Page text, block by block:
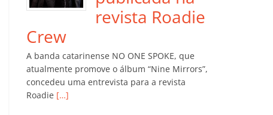
ro
m
ar
revista Roadie
Crew
A banda catarinense NO ONE SPOKE, que
atualmente promove o álbum “Nine Mirrors”,
concedeu uma entrevista para a revista
Roadie […]